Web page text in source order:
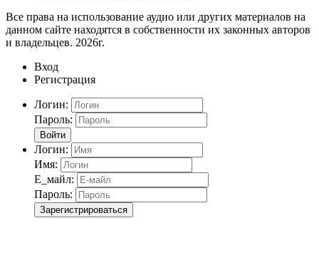
Все права на использование аудио или других материалов на
данном сайте находятся в собственности их законных авторов
и владельцев. 2026г.
Вход
Регистрация
Логин:
Пароль:
Войти
Логин:
Имя:
Е_майл:
Пароль:
Зарегистрироваться